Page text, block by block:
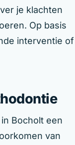
je klachten
Op basis
interventie of
Bocholt een
van